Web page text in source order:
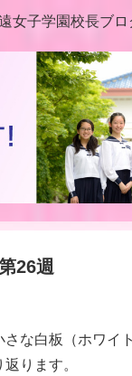
女子学園校長ブロ
26週
さな白板（ホワイ
ります。